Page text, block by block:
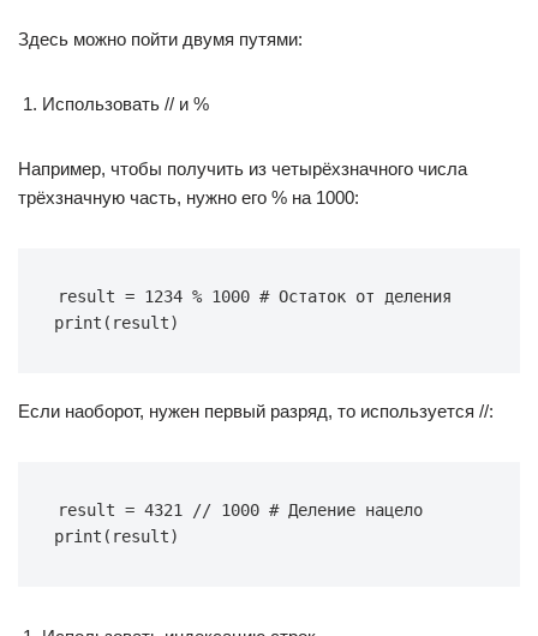
Здесь можно пойти двумя путями:
Использовать // и %
Например, чтобы получить из четырёхзначного числа
трёхзначную часть, нужно его % на 1000:
result = 1234 % 1000 # Остаток от деления
print(result)
Если наоборот, нужен первый разряд, то используется //:
result = 4321 // 1000 # Деление нацело
print(result)